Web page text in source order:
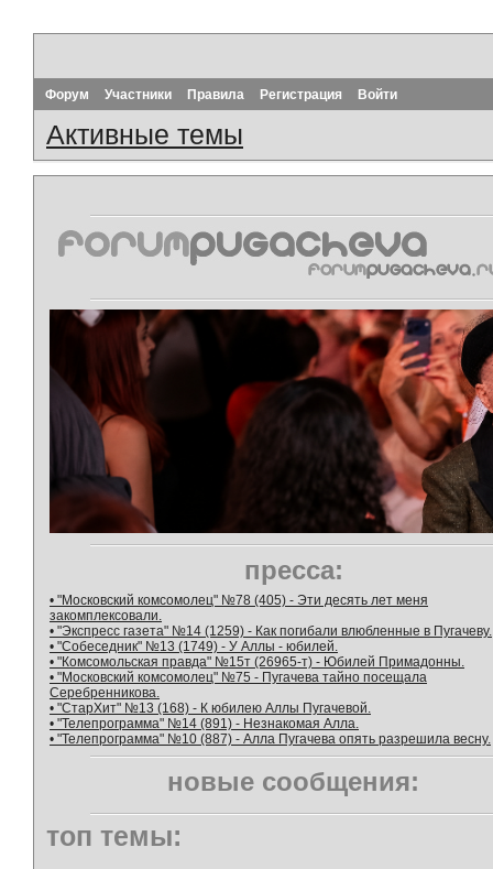
Форум Участники Правила Регистрация Войти
Активные темы
пресса:
• "Московский комсомолец" №78 (405) - Эти десять лет меня
закомплексовали.
• "Экспресс газета" №14 (1259) - Как погибали влюбленные в Пугачеву.
• "Собеседник" №13 (1749) - У Аллы - юбилей.
• "Комсомольская правда" №15т (26965-т) - Юбилей Примадонны.
• "Московский комсомолец" №75 - Пугачева тайно посещала
Серебренникова.
• "СтарХит" №13 (168) - К юбилею Аллы Пугачевой.
• "Телепрограмма" №14 (891) - Незнакомая Алла.
• "Телепрограмма" №10 (887) - Алла Пугачева опять разрешила весну.
новые сообщения:
топ темы: